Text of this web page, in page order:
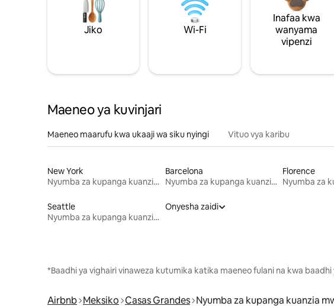
Jiko Wi-Fi
Inafaa kwa
wanyama
vipenzi
Maeneo ya kuvinjari
Maeneo maarufu kwa ukaaji wa siku nyingi Vituo vya karibu
New York
Nyumba za kupanga kuanzia mwezi mmoja
Barcelona
Nyumba za kupanga kuanzia mwezi mmoja
Florence
Seattle
Nyumba za kupanga kuanzia mwezi mmoja
Onyesha zaidi
*Baadhi ya vighairi vinaweza kutumika katika maeneo fulani na kwa baadhi
Airbnb Meksiko Casas Grandes Nyumba za kupanga kuanzia